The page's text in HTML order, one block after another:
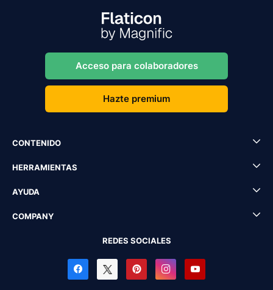
Acceso para colaboradores
Hazte premium
CONTENIDO
HERRAMIENTAS
AYUDA
COMPANY
REDES SOCIALES